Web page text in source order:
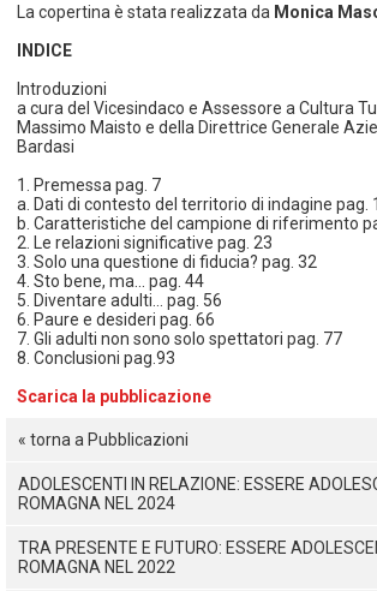
La copertina è stata realizzata da Monica
INDICE
Introduzioni
a cura del Vicesindaco e Assessore a Cultura
Massimo Maisto e della Direttrice Generale
Bardasi
1. Premessa pag. 7
a. Dati di contesto del territorio di indagine pag.
b. Caratteristiche del campione di riferimento
2. Le relazioni significative pag. 23
3. Solo una questione di fiducia? pag. 32
4. Sto bene, ma… pag. 44
5. Diventare adulti… pag. 56
6. Paure e desideri pag. 66
7. Gli adulti non sono solo spettatori pag. 77
8. Conclusioni pag.93
Scarica la pubblicazione
« torna a Pubblicazioni
ADOLESCENTI IN RELAZIONE: ESSERE
ROMAGNA NEL 2024
TRA PRESENTE E FUTURO: ESSERE
ROMAGNA NEL 2022